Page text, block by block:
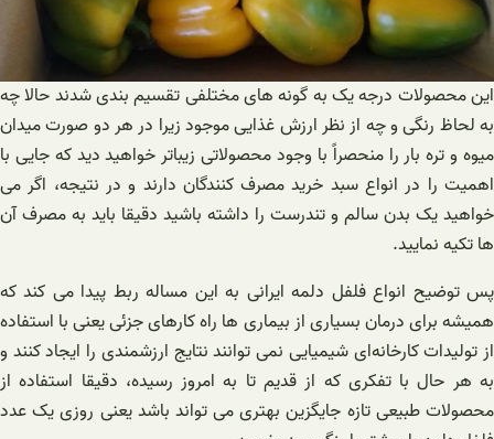
این محصولات درجه یک به گونه‌ های مختلفی تقسیم بندی شدند حالا چه
به لحاظ رنگی و چه از نظر ارزش غذایی موجود زیرا در هر دو صورت میدان
میوه و تره بار را منحصراً با وجود محصولاتی زیباتر خواهید دید که جایی با
اهمیت را در انواع سبد خرید مصرف کنندگان دارند و در نتیجه، اگر می
خواهید یک بدن سالم و تندرست را داشته باشید دقیقا باید به مصرف آن
ها تکیه نمایید.
پس توضیح انواع فلفل دلمه ایرانی به این مساله ربط پیدا می کند که
همیشه برای درمان بسیاری از بیماری ها راه کارهای جزئی یعنی با استفاده
از تولیدات کارخانه‌ای شیمیایی نمی توانند نتایج ارزشمندی را ایجاد کنند و
به هر حال با تفکری که از قدیم تا به امروز رسیده، دقیقا استفاده از
محصولات طبیعی تازه جایگزین بهتری می تواند باشد یعنی روزی یک عدد